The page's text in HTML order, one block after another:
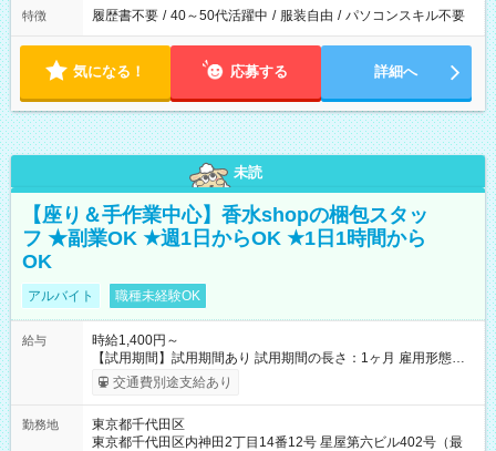
特徴 履歴書不要 / 40～50代活躍中 / 服装自由 / パソコンスキル不要
気になる！ 応募する 詳細へ
未読
【座り＆手作業中心】香水shopの梱包スタッ
フ ★副業OK ★週1日からOK ★1日1時間から
OK
アルバイト 職種未経験OK
給与
時給1,400円～
【試用期間】試用期間あり 試用期間の長さ：1ヶ月 雇用形態、
給与は本採用時と同じです。
交通費別途支給あり
勤務地
東京都千代田区
東京都千代田区内神田2丁目14番12号 星屋第六ビル402号（最